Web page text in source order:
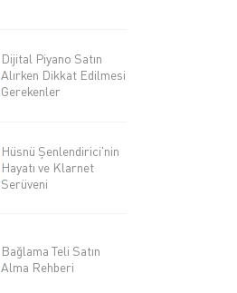
Dijital Piyano Satın
Alırken Dikkat Edilmesi
Gerekenler
Hüsnü Şenlendirici'nin
Hayatı ve Klarnet
Serüveni
Bağlama Teli Satın
Alma Rehberi